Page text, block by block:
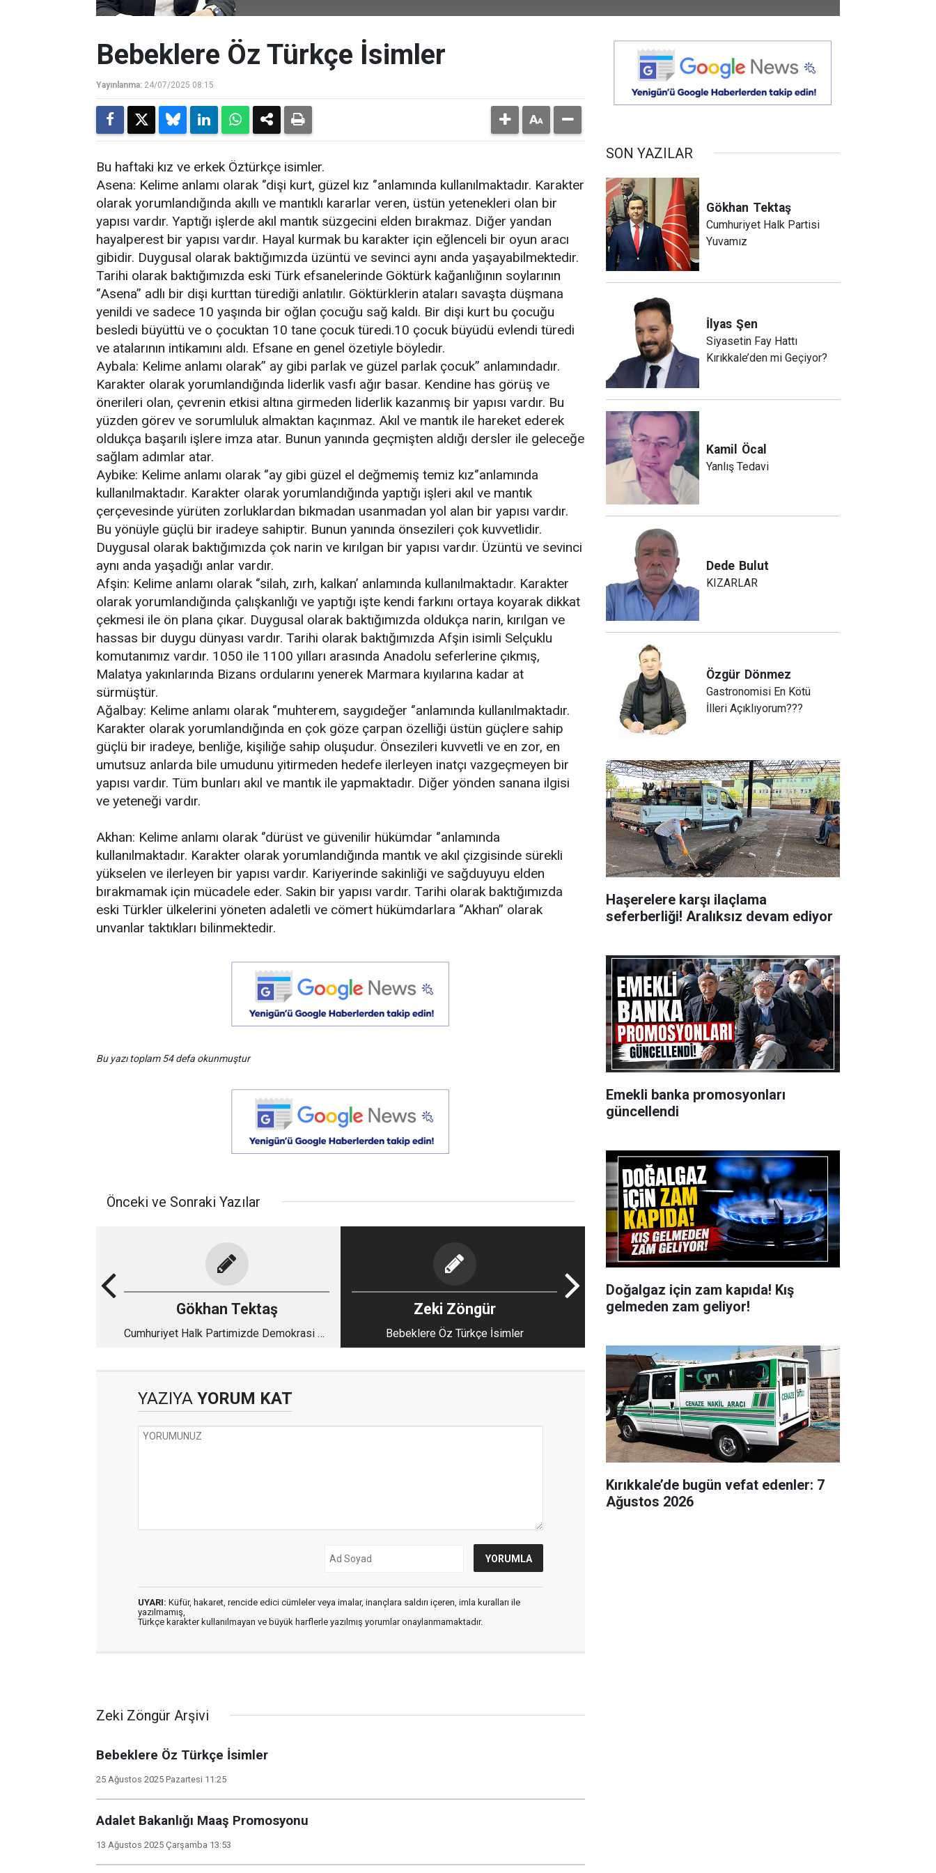
Bebeklere Öz Türkçe İsimler
Yayınlanma: 24/07/2025 08:15
Bu haftaki kız ve erkek Öztürkçe isimler.
Asena: Kelime anlamı olarak ‘’dişi kurt, güzel kız ‘’anlamında kullanılmaktadır. Karakter
olarak yorumlandığında akıllı ve mantıklı kararlar veren, üstün yetenekleri olan bir
yapısı vardır. Yaptığı işlerde akıl mantık süzgecini elden bırakmaz. Diğer yandan
hayalperest bir yapısı vardır. Hayal kurmak bu karakter için eğlenceli bir oyun aracı
gibidir. Duygusal olarak baktığımızda üzüntü ve sevinci aynı anda yaşayabilmektedir.
Tarihi olarak baktığımızda eski Türk efsanelerinde Göktürk kağanlığının soylarının
‘’Asena’’ adlı bir dişi kurttan türediği anlatılır. Göktürklerin ataları savaşta düşmana
yenildi ve sadece 10 yaşında bir oğlan çocuğu sağ kaldı. Bir dişi kurt bu çocuğu
besledi büyüttü ve o çocuktan 10 tane çocuk türedi.10 çocuk büyüdü evlendi türedi
ve atalarının intikamını aldı. Efsane en genel özetiyle böyledir.
Aybala: Kelime anlamı olarak’’ ay gibi parlak ve güzel parlak çocuk’’ anlamındadır.
Karakter olarak yorumlandığında liderlik vasfı ağır basar. Kendine has görüş ve
önerileri olan, çevrenin etkisi altına girmeden liderlik kazanmış bir yapısı vardır. Bu
yüzden görev ve sorumluluk almaktan kaçınmaz. Akıl ve mantık ile hareket ederek
oldukça başarılı işlere imza atar. Bunun yanında geçmişten aldığı dersler ile geleceğe
sağlam adımlar atar.
Aybike: Kelime anlamı olarak ‘’ay gibi güzel el değmemiş temiz kız‘’anlamında
kullanılmaktadır. Karakter olarak yorumlandığında yaptığı işleri akıl ve mantık
çerçevesinde yürüten zorluklardan bıkmadan usanmadan yol alan bir yapısı vardır.
Bu yönüyle güçlü bir iradeye sahiptir. Bunun yanında önsezileri çok kuvvetlidir.
Duygusal olarak baktığımızda çok narin ve kırılgan bir yapısı vardır. Üzüntü ve sevinci
aynı anda yaşadığı anlar vardır.
Afşin: Kelime anlamı olarak ‘’silah, zırh, kalkan’ anlamında kullanılmaktadır. Karakter
olarak yorumlandığında çalışkanlığı ve yaptığı işte kendi farkını ortaya koyarak dikkat
çekmesi ile ön plana çıkar. Duygusal olarak baktığımızda oldukça narin, kırılgan ve
hassas bir duygu dünyası vardır. Tarihi olarak baktığımızda Afşin isimli Selçuklu
komutanımız vardır. 1050 ile 1100 yılları arasında Anadolu seferlerine çıkmış,
Malatya yakınlarında Bizans ordularını yenerek Marmara kıyılarına kadar at
sürmüştür.
Ağalbay: Kelime anlamı olarak ‘’muhterem, saygıdeğer ‘’anlamında kullanılmaktadır.
Karakter olarak yorumlandığında en çok göze çarpan özelliği üstün güçlere sahip
güçlü bir iradeye, benliğe, kişiliğe sahip oluşudur. Önsezileri kuvvetli ve en zor, en
umutsuz anlarda bile umudunu yitirmeden hedefe ilerleyen inatçı vazgeçmeyen bir
yapısı vardır. Tüm bunları akıl ve mantık ile yapmaktadır. Diğer yönden sanana ilgisi
ve yeteneği vardır.
Akhan: Kelime anlamı olarak ‘’dürüst ve güvenilir hükümdar ‘’anlamında
kullanılmaktadır. Karakter olarak yorumlandığında mantık ve akıl çizgisinde sürekli
yükselen ve ilerleyen bir yapısı vardır. Kariyerinde sakinliği ve sağduyuyu elden
bırakmamak için mücadele eder. Sakin bir yapısı vardır. Tarihi olarak baktığımızda
eski Türkler ülkelerini yöneten adaletli ve cömert hükümdarlara ‘’Akhan’’ olarak
unvanlar taktıkları bilinmektedir.
Bu yazı toplam 54 defa okunmuştur
Önceki ve Sonraki Yazılar
Gökhan Tektaş
Cumhuriyet Halk Partimizde Demokrasi ve
Zeki Zöngür
Bebeklere Öz Türkçe İsimler
YAZIYA YORUM KAT
UYARI: Küfür, hakaret, rencide edici cümleler veya imalar, inançlara saldırı içeren, imla kuralları ile
yazılmamış,
Türkçe karakter kullanılmayan ve büyük harflerle yazılmış yorumlar onaylanmamaktadır.
Zeki Zöngür Arşivi
Bebeklere Öz Türkçe İsimler
25 Ağustos 2025 Pazartesi 11:25
Adalet Bakanlığı Maaş Promosyonu
13 Ağustos 2025 Çarşamba 13:53
SON YAZILAR
Gökhan Tektaş
Cumhuriyet Halk Partisi
Yuvamız
İlyas Şen
Siyasetin Fay Hattı
Kırıkkale’den mi Geçiyor?
Kamil Öcal
Yanlış Tedavi
Dede Bulut
KIZARLAR
Özgür Dönmez
Gastronomisi En Kötü
İlleri Açıklıyorum???
Haşerelere karşı ilaçlama
seferberliği! Aralıksız devam ediyor
Emekli banka promosyonları
güncellendi
Doğalgaz için zam kapıda! Kış
gelmeden zam geliyor!
Kırıkkale’de bugün vefat edenler: 7
Ağustos 2026